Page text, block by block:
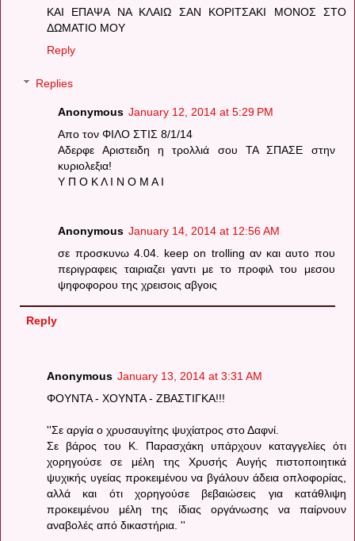
ΚΑΙ ΕΠΑΨΑ ΝΑ ΚΛΑΙΩ ΣΑΝ ΚΟΡΙΤΣΑΚΙ ΜΟΝΟΣ ΣΤΟ
ΔΩΜΑΤΙΟ ΜΟΥ
Reply
Replies
Anonymous January 12, 2014 at 5:29 PM
Απο τον ΦΙΛΟ ΣΤΙΣ 8/1/14
Αδερφε Αριστειδη η τρολλιά σου ΤΑ ΣΠΑΣΕ στην
κυριολεξια!
Υ Π Ο Κ Λ Ι Ν Ο Μ Α Ι
Anonymous January 14, 2014 at 12:56 AM
σε προσκυνω 4.04. keep on trolling αν και αυτο που
περιγραφεις ταιριαζει γαντι με το προφιλ του μεσου
ψηφοφορου της χρεισοις αβγοις
Reply
Anonymous January 13, 2014 at 3:31 AM
ΦΟΥΝΤΑ - ΧΟΥΝΤΑ - ΖΒΑΣΤΙΓΚΑ!!!
''Σε αργία ο χρυσαυγίτης ψυχίατρος στο Δαφνί.
Σε βάρος του Κ. Παρασχάκη υπάρχουν καταγγελίες ότι
χορηγούσε σε μέλη της Χρυσής Αυγής πιστοποιητικά
ψυχικής υγείας προκειμένου να βγάλουν άδεια οπλοφορίας,
αλλά και ότι χορηγούσε βεβαιώσεις για κατάθλιψη
προκειμένου μέλη της ίδιας οργάνωσης να παίρνουν
αναβολές από δικαστήρια. ''